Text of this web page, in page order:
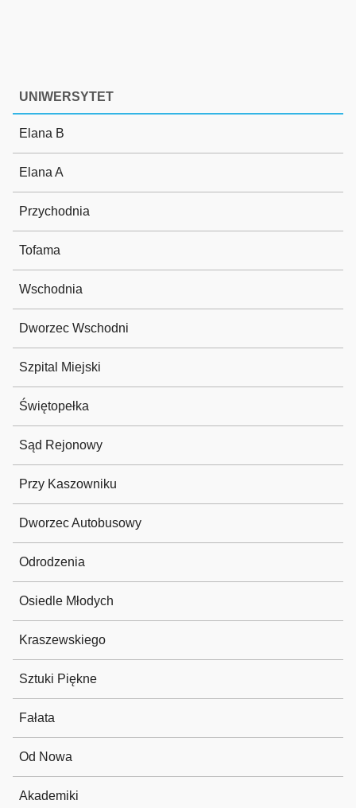
UNIWERSYTET
Elana B
Elana A
Przychodnia
Tofama
Wschodnia
Dworzec Wschodni
Szpital Miejski
Świętopełka
Sąd Rejonowy
Przy Kaszowniku
Dworzec Autobusowy
Odrodzenia
Osiedle Młodych
Kraszewskiego
Sztuki Piękne
Fałata
Od Nowa
Akademiki